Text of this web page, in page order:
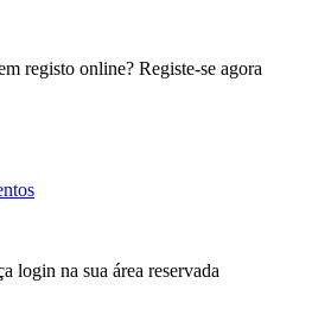
registo online? Registe-se agora
login na sua área reservada